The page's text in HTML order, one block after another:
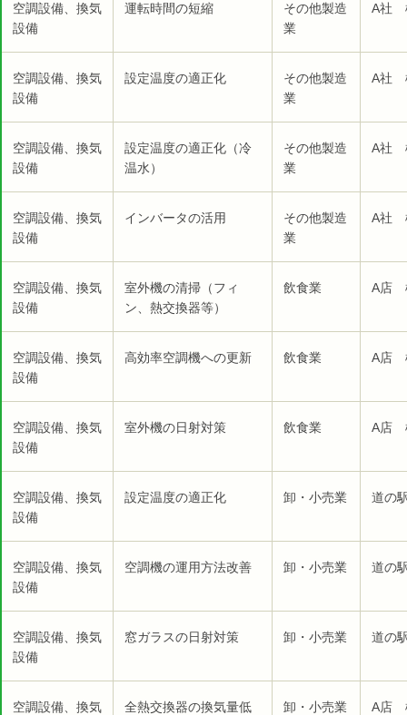
空調設備、換気
設備
運転時間の短縮
その他製造
業
A社
空調設備、換気
設備
設定温度の適正化
その他製造
業
A社
空調設備、換気
設備
設定温度の適正化（冷
温水）
その他製造
業
A社
空調設備、換気
設備
インバータの活用
その他製造
業
A社
空調設備、換気
設備
室外機の清掃（フィ
ン、熱交換器等）
飲食業 A店
空調設備、換気
設備
高効率空調機への更新 飲食業 A店
空調設備、換気
設備
室外機の日射対策 飲食業 A店
空調設備、換気
設備
設定温度の適正化 卸・小売業 道の
空調設備、換気
設備
空調機の運用方法改善 卸・小売業 道の
空調設備、換気
設備
窓ガラスの日射対策 卸・小売業 道の
空調設備、換気
全熱交換器の換気量低
卸・小売業 A店